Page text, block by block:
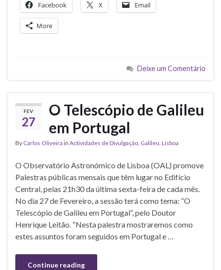
Facebook X Email
More
Deixe um Comentário
FEV
27
O Telescópio de Galileu
em Portugal
By Carlos Oliveira in Actividades de Divulgação, Galileu, Lisboa
O Observatório Astronómico de Lisboa (OAL) promove
Palestras públicas mensais que têm lugar no Edifício
Central, pelas 21h30 da última sexta-feira de cada mês.
No dia 27 de Fevereiro, a sessão terá como tema: “O
Telescópio de Galileu em Portugal“, pelo Doutor
Henrique Leitão. “Nesta palestra mostraremos como
estes assuntos foram seguidos em Portugal e …
Continue reading